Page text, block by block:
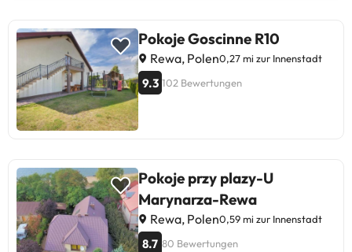
Pokoje Goscinne R10
Rewa, Polen0,27 mi zur Innenstadt
9.3 102 Bewertungen
Pokoje przy plazy-U
Marynarza-Rewa
Rewa, Polen0,59 mi zur Innenstadt
8.7 80 Bewertungen